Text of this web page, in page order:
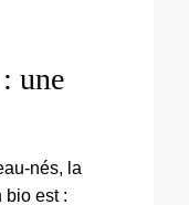
une
nés, la
bio est :